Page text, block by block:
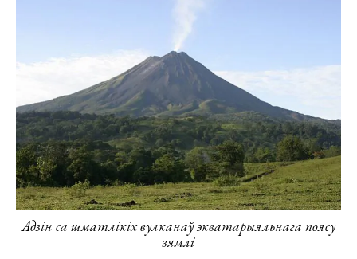
Адзін са шматлікіх вулканаў экватарыяльнага поясу
зямлі